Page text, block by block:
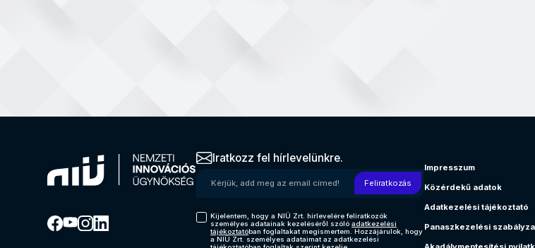
Iratkozz fel hírlevelünkre.
Feliratkozás
Kijelentem, hogy a NIÜ Zrt. hírlevelére feliratkozók
személyes adatainak kezeléséről szólóadatkezelési
tájékoztatóban foglaltakat megismertem. Hozzájárulok, hogy
a NIÜ Zrt. személyes adataimat az adatkezelési
Impresszum
Közérdekű adatok
Adatkezelési tájékoztató
Panaszkezelési